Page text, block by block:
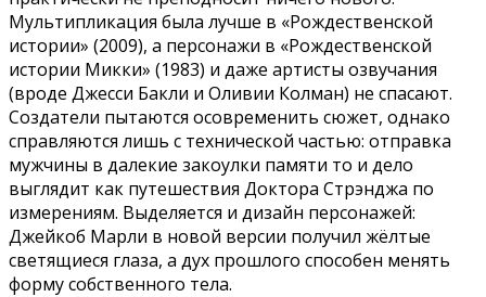
Мультипликация была лучше в «Рождественской
истории» (2009), а персонажи в «Рождественской
истории Микки» (1983) и даже артисты озвучания
(вроде Джесси Бакли и Оливии Колман) не спасают.
Создатели пытаются осовременить сюжет, однако
справляются лишь с технической частью: отправка
мужчины в далекие закоулки памяти то и дело
выглядит как путешествия Доктора Стрэнджа по
измерениям. Выделяется и дизайн персонажей:
Джейкоб Марли в новой версии получил жёлтые
светящиеся глаза, а дух прошлого способен менять
форму собственного тела.